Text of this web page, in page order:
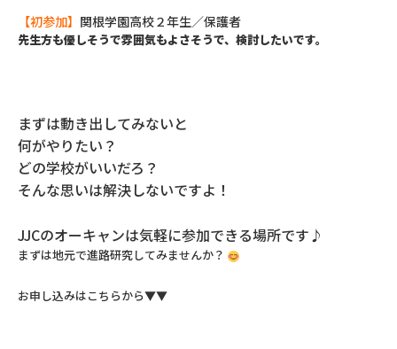
【初参加】 関根学園高校２年生／保護者
先生方も優しそうで雰囲気もよさそうで、検討したいです。
まずは動き出してみないと
何がやりたい？
どの学校がいいだろ？
そんな思いは解決しないですよ！
JJCのオーキャンは気軽に参加できる場所です♪
まずは地元で進路研究してみませんか？
お申し込みはこちらから▼▼